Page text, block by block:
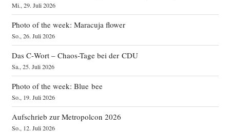
Mi., 29. Juli 2026
Photo of the week: Maracuja flower
So., 26. Juli 2026
Das C‑Wort – Chaos-Tage bei der CDU
Sa., 25. Juli 2026
Photo of the week: Blue bee
So., 19. Juli 2026
Aufschrieb zur Metropolcon 2026
So., 12. Juli 2026